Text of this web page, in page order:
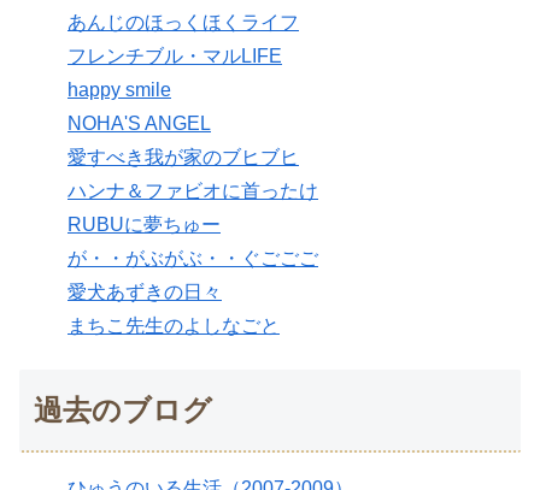
あんじのほっくほくライフ
フレンチブル・マルLIFE
happy smile
NOHA'S ANGEL
愛すべき我が家のブヒブヒ
ハンナ＆ファビオに首ったけ
RUBUに夢ちゅー
が・・がぶがぶ・・ぐごごご
愛犬あずきの日々
まちこ先生のよしなごと
過去のブログ